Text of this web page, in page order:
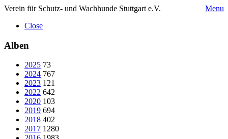
Verein für Schutz- und Wachhunde Stuttgart e.V.
Menu
Close
Alben
2025 73
2024 767
2023 121
2022 642
2020 103
2019 694
2018 402
2017 1280